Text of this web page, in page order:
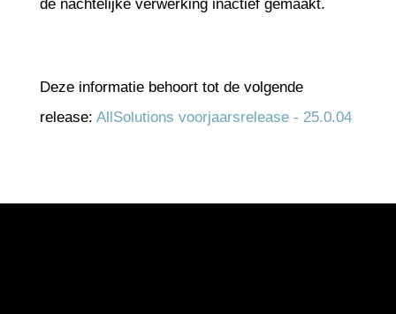
de nachtelijke verwerking inactief gemaakt.
Deze informatie behoort tot de volgende
release: AllSolutions voorjaarsrelease - 25.0.04